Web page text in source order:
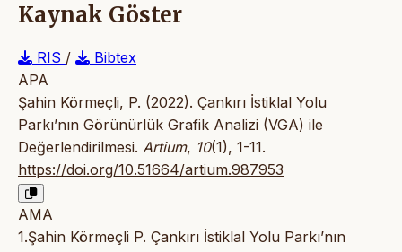
Kaynak Göster
RIS /
Bibtex
APA
Şahin Körmeçli, P. (2022). Çankırı İstiklal Yolu
Parkı’nın Görünürlük Grafik Analizi (VGA) ile
Değerlendirilmesi. Artium, 10(1), 1-11.
https://doi.org/10.51664/artium.987953
AMA
1.Şahin Körmeçli P. Çankırı İstiklal Yolu Parkı’nın